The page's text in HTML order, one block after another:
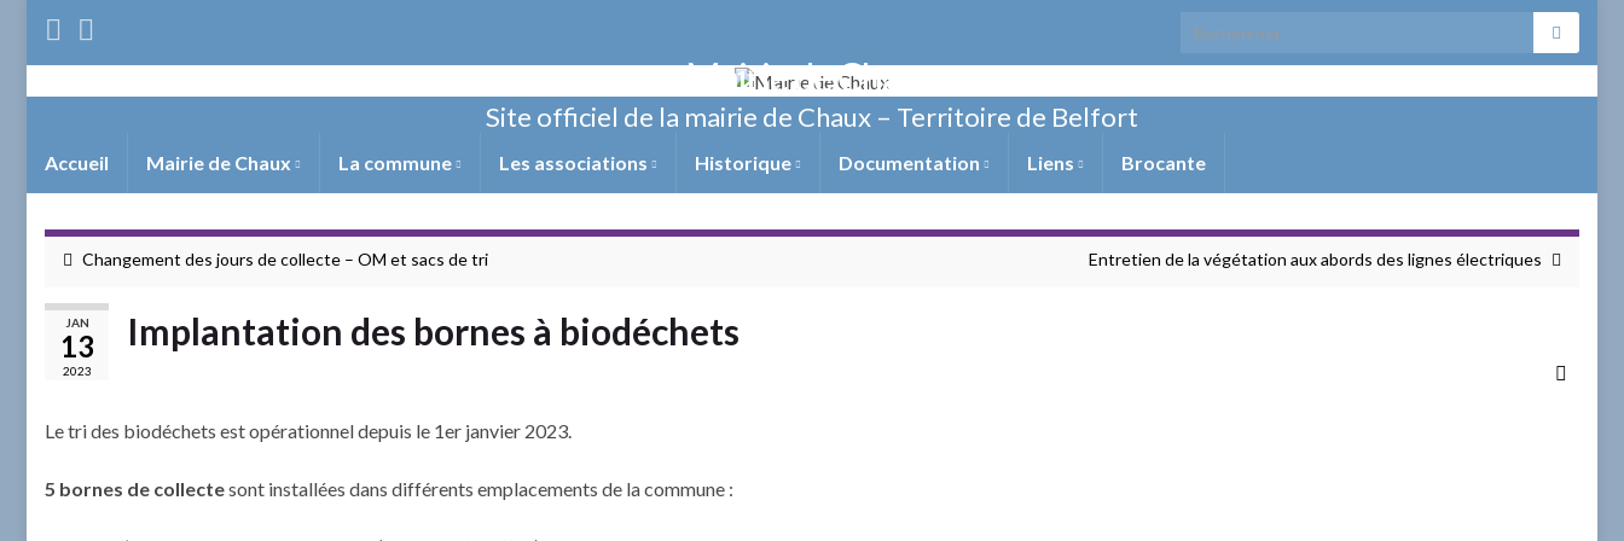
Search for:
Mairie de Chaux
Site officiel de la mairie de Chaux – Territoire de Belfort
Accueil Mairie de Chaux La commune Les associations Historique Documentation Liens Brocante
Changement des jours de collecte – OM et sacs de tri Entretien de la végétation aux abords des lignes électriques
JAN
13
2023
Implantation des bornes à biodéchets
Le tri des biodéchets est opérationnel depuis le 1er janvier 2023.
5 bornes de collectesont installées dans différents emplacements de la commune :